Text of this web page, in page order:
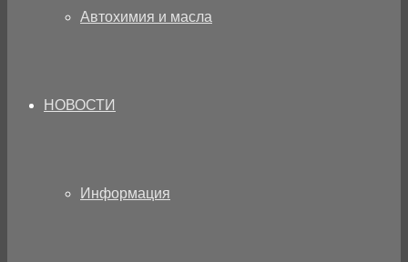
Автохимия и масла
НОВОСТИ
Информация